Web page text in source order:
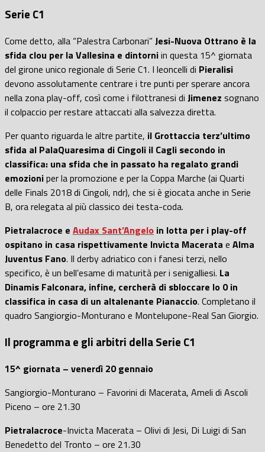
Serie C1
Come detto, alla “Palestra Carbonari”Jesi-Nuova Ottrano è la
sfida clou per la Vallesina e dintorniin questa 15^ giornata
del girone unico regionale di Serie C1. I leoncelli di Pieralisi
devono assolutamente centrare i tre punti per sperare ancora
nella zona play-off, così come i filottranesi di Jimenez sognano
il colpaccio per restare attaccati alla salvezza diretta.
Per quanto riguarda le altre partite, il Grottaccia terz’ultimo
sfida al PalaQuaresima di Cingoli il Cagli secondo in
classifica: una sfida che in passato ha regalato grandi
emozioniper la promozione e per la Coppa Marche (ai Quarti
delle Finals 2018 di Cingoli, ndr), che si è giocata anche in Serie
B, ora relegata al più classico dei testa-coda.
Pietralacroce e Audax Sant’Angelo in lotta per i play-off
ospitano in casa rispettivamente Invicta Macerata e Alma
Juventus Fano. Il derby adriatico con i fanesi terzi, nello
specifico, è un bell’esame di maturità per i senigalliesi. La
Dinamis Falconara, infine, cercherà di sbloccare lo 0 in
classifica in casa di un altalenante Pianaccio. Completano il
quadro Sangiorgio-Monturano e Montelupone-Real San Giorgio.
Il programma e gli arbitri della Serie C1
15^ giornata – venerdì 20 gennaio
Sangiorgio-Monturano – Favorini di Macerata, Ameli di Ascoli
Piceno – ore 21.30
Pietralacroce-Invicta Macerata – Olivi di Jesi, Di Luigi di San
Benedetto del Tronto – ore 21.30